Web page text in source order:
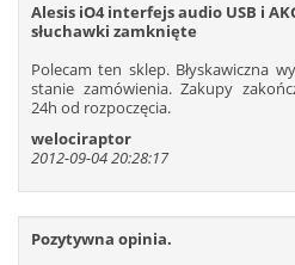
577
578
589
590 591
601
602
613
614 615
619
620
Alesis iO4 interfejs audio USB i
słuchawki zamknięte
Polecam ten sklep. Błyskawiczna
stanie zamówienia. Zakupy
24h od rozpoczęcia.
welociraptor
2012-09-04 20:28:17
Pozytywna opinia.